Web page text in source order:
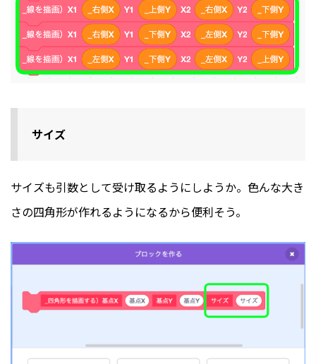
サイズ
サイズも引数として受け取るようにしようか。色んな大き
さの四角形が作れるようになるから便利そう。